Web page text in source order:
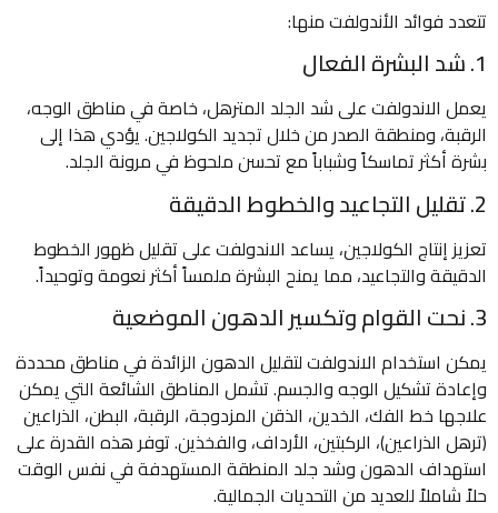
تتعدد فوائد الأندولفت منها:
1. شد البشرة الفعال
يعمل الاندولفت على شد الجلد المترهل، خاصة في مناطق الوجه،
الرقبة، ومنطقة الصدر من خلال تجديد الكولاجين. يؤدي هذا إلى
بشرة أكثر تماسكاً وشباباً مع تحسن ملحوظ في مرونة الجلد.
2. تقليل التجاعيد والخطوط الدقيقة
تعزيز إنتاج الكولاجين، يساعد الاندولفت على تقليل ظهور الخطوط
الدقيقة والتجاعيد، مما يمنح البشرة ملمساً أكثر نعومة وتوحيداً.
3. نحت القوام وتكسير الدهون الموضعية
يمكن استخدام الاندولفت لتقليل الدهون الزائدة في مناطق محددة
وإعادة تشكيل الوجه والجسم. تشمل المناطق الشائعة التي يمكن
علاجها خط الفك، الخدين، الذقن المزدوجة، الرقبة، البطن، الذراعين
(ترهل الذراعين)، الركبتين، الأرداف، والفخذين. توفر هذه القدرة على
استهداف الدهون وشد جلد المنطقة المستهدفة في نفس الوقت
حلاً شاملاً للعديد من التحديات الجمالية.